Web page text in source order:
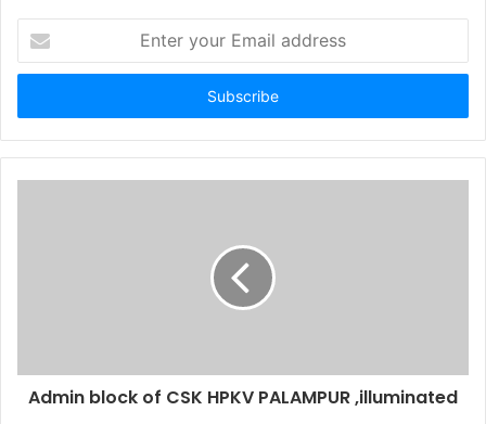
your
Email
Admin block of CSK HPKV PALAMPUR ,illuminated